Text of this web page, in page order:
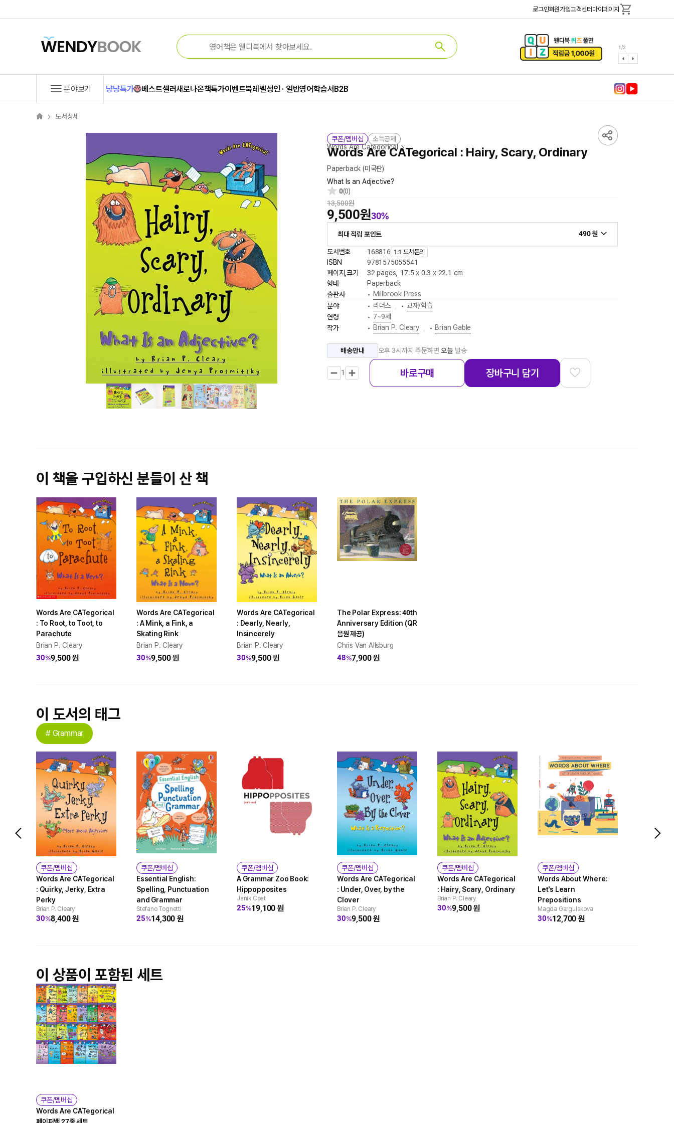
로그인회원가입고객센터 마이페이지
1/2
분야보기 냥냥특가 베스트셀러새로나온책특가이벤트북레벨성인 · 일반영어학습서B2B
도서상세
쿠폰/멤버십
소득공제
Words Are Categorical
Words Are CATegorical : Hairy, Scary, Ordinary
Paperback (미국판)
What Is an Adjective?
0(0)
13,500원
9,500원30%
최대 적립 포인트 490 원
도서번호 168816 1:1 도서문의
ISBN
9781575055541
페이지,크기
32 pages
17.5 x 0.3 x 22.1 cm
형태
Paperback
출판사
• Millbrook Press
분야
• 리더스 • 교재/학습
연령
• 7~9세
작가
• Brian P. Cleary • Brian Gable
배송안내 오후 3시까지 주문하면오늘 발송
1 바로구매 장바구니 담기
이 책을 구입하신 분들이 산 책
Words Are CATegorical
: To Root, to Toot, to
Parachute
Brian P. Cleary
30%9,500원
Words Are CATegorical
: A Mink, a Fink, a
Skating Rink
Brian P. Cleary
30%9,500원
Words Are CATegorical
: Dearly, Nearly,
Insincerely
Brian P. Cleary
30%9,500원
The Polar Express: 40th
Anniversary Edition (QR
음원 제공)
Chris Van Allsburg
48%7,900원
이 도서의 태그
# Grammar
쿠폰/멤버십
Words Are CATegorical
: Quirky, Jerky, Extra
Perky
Brian P. Cleary
30%8,400원
쿠폰/멤버십
Essential English:
Spelling, Punctuation
and Grammar
Stefano Tognetti
25%14,300원
쿠폰/멤버십
A Grammar Zoo Book:
Hippopposites
Janik Coat
25%19,100원
쿠폰/멤버십
Words Are CATegorical
: Under, Over, by the
Clover
Brian P. Cleary
30%9,500원
쿠폰/멤버십
Words Are CATegorical
: Hairy, Scary, Ordinary
Brian P. Cleary
30%9,500원
쿠폰/멤버십
Words About Where:
Let's Learn
Prepositions
Magda Gargulakova
30%12,700원
이 상품이 포함된 세트
쿠폰/멤버십
Words Are CATegorical